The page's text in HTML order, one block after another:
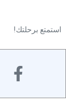
استمتع برحلتك!